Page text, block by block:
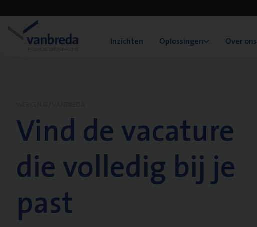
Inzichten Oplossingen Over ons
Vind de vacature
die volledig bij je
past